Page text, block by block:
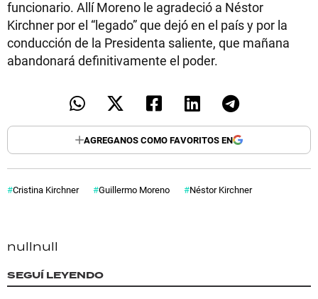
funcionario. Allí Moreno le agradeció a Néstor
Kirchner por el “legado” que dejó en el país y por la
conducción de la Presidenta saliente, que mañana
abandonará definitivamente el poder.
AGREGANOS COMO FAVORITOS EN
Cristina Kirchner Guillermo Moreno Néstor Kirchner
nullnull
SEGUÍ LEYENDO